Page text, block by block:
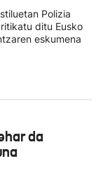
Polizia
ditu Eusko
eskumena
da